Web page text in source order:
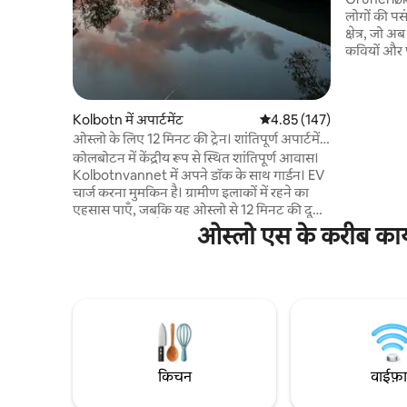
Kolbotn में अपार्टमेंट औसत रेटिंग 5 में से 4.85, 147
4.85 (147)
ओस्लो के लिए 12 मिनट की ट्रेन। शांतिपूर्ण अपार्टमेंट
v/पानी
कोलबोटन में केंद्रीय रूप से स्थित शांतिपूर्ण आवास।
Kolbotnvannet में अपने डॉक के साथ गार्डन। EV
चार्ज करना मुमकिन है। ग्रामीण इलाकों में रहने का
एहसास पाएँ, जबकि यह ओस्लो से 12 मिनट की दूरी
पर रेलवे स्टेशन (पैदल चलने के लिए 4 मिनट) के
करीब है। कोल्बोट्न के केंद्र से पैदल दूरी पर, जहाँ
सुपर और रोबोट किराए पर ले सकते हैं (सिर्फ़ गर्मियों
के महीनों में)। ओस्लो के टूर के साथ-साथ सुकून और
शांति का भी मज़ा लें।
लोगों की
क्षेत्र, जो
कवियों और
ओस्लो एस के करीब
किचन